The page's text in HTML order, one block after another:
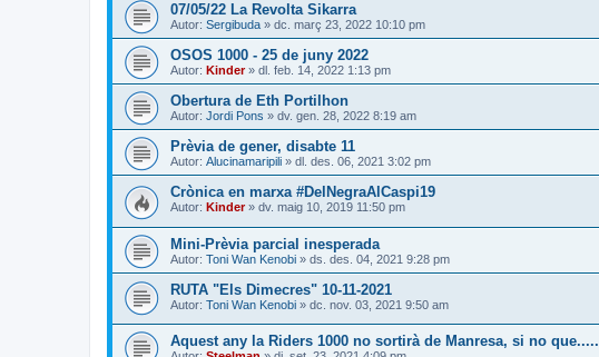
07/05/22 La Revolta Sikarra
Autor: Sergibuda » dc. març 23, 2022 10:10 pm
OSOS 1000 - 25 de juny 2022
Autor: Kinder» dl. feb. 14, 2022 1:13 pm
Obertura de Eth Portilhon
Autor: Jordi Pons » dv. gen. 28, 2022 8:19 am
Prèvia de gener, disabte 11
Autor: Alucinamaripili » dl. des. 06, 2021 3:02 pm
Crònica en marxa #DelNegraAlCaspi19
Autor: Kinder» dv. maig 10, 2019 11:50 pm
Mini-Prèvia parcial inesperada
Autor: Toni Wan Kenobi » ds. des. 04, 2021 9:28 pm
RUTA "Els Dimecres" 10-11-2021
Autor: Toni Wan Kenobi » dc. nov. 03, 2021 9:50 am
Aquest any la Riders 1000 no sortirà de Manresa, si no que.....